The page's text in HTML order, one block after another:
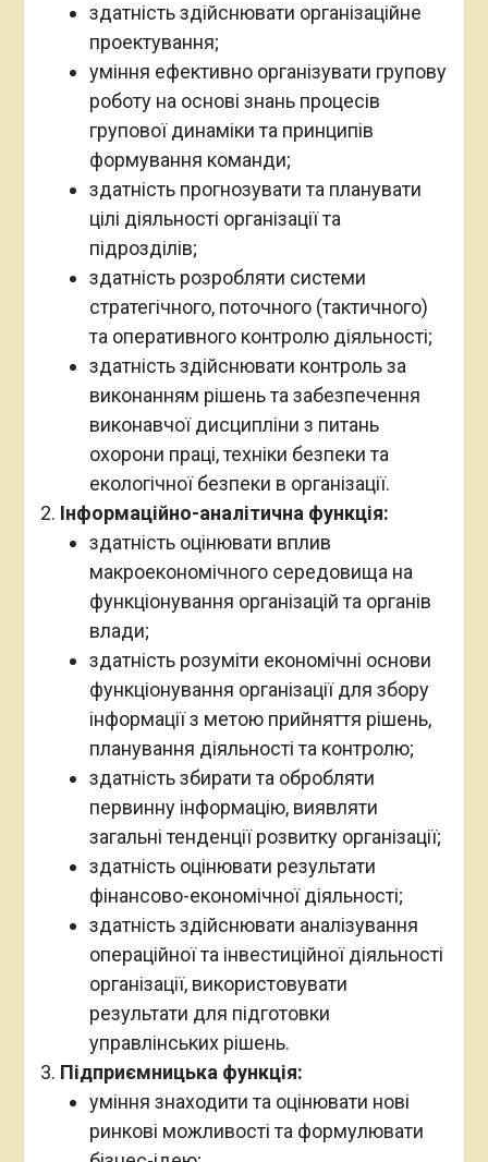
здатність здійснювати організаційне
проектування;
уміння ефективно організувати групову
роботу на основі знань процесів
групової динаміки та принципів
формування команди;
здатність прогнозувати та планувати
цілі діяльності організації та
підрозділів;
здатність розробляти системи
стратегічного, поточного (тактичного)
та оперативного контролю діяльності;
здатність здійснювати контроль за
виконанням рішень та забезпечення
виконавчої дисципліни з питань
охорони праці, техніки безпеки та
екологічної безпеки в організації.
Інформаційно-аналітична функція:
здатність оцінювати вплив
макроекономічного середовища на
функціонування організацій та органів
влади;
здатність розуміти економічні основи
функціонування організації для збору
інформації з метою прийняття рішень,
планування діяльності та контролю;
здатність збирати та обробляти
первинну інформацію, виявляти
загальні тенденції розвитку організації;
здатність оцінювати результати
фінансово-економічної діяльності;
здатність здійснювати аналізування
операційної та інвестиційної діяльності
організації, використовувати
результати для підготовки
управлінських рішень.
Підприємницька функція:
уміння знаходити та оцінювати нові
ринкові можливості та формулювати